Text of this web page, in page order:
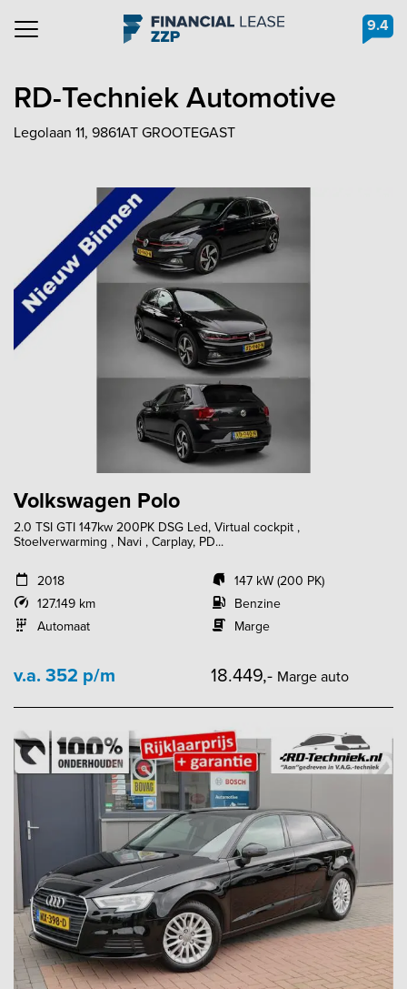
Navigation 9.4
RD-Techniek Automotive
Legolaan 11, 9861AT GROOTEGAST
Volkswagen Polo
2.0 TSI GTI 147kw 200PK DSG Led, Virtual cockpit ,
Stoelverwarming , Navi , Carplay, PD...
2018
127.149 km
Automaat
147 kW (200 PK)
Benzine
Marge
v.a. 352 p/m 18.449,- Marge auto